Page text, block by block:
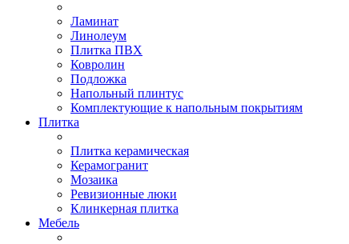
Ламинат
Линолеум
Плитка ПВХ
Ковролин
Подложка
Напольный плинтус
Комплектующие к напольным покрытиям
Плитка
Плитка керамическая
Керамогранит
Мозаика
Ревизионные люки
Клинкерная плитка
Мебель